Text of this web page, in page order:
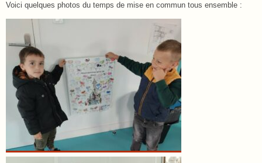
Voici quelques photos du temps de mise en commun tous ensemble :